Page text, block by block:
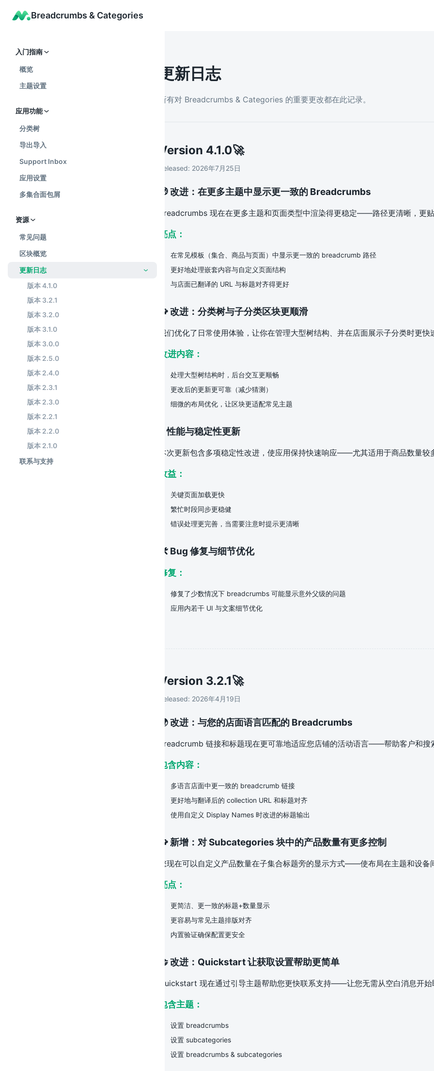
Breadcrumbs & Categories
入门指南
概览
主题设置
应用功能
分类树
导出导入
Support Inbox
应用设置
多集合面包屑
资源
常见问题
区块概览
更新日志
版本 4.1.0
版本 3.2.1
版本 3.2.0
版本 3.1.0
版本 3.0.0
版本 2.5.0
版本 2.4.0
版本 2.3.1
版本 2.3.0
版本 2.2.1
版本 2.2.0
版本 2.1.0
联系与支持
更新日志
所有对 Breadcrumbs & Categories 的重要更改都在此记录。
Version 4.1.0🚀
Released: 2026年7月25日
🧭 改进：在更多主题中显示更一致的 Breadcrumbs
Breadcrumbs 现在在更多主题和页面类型中渲染得更稳定——路径更清晰，更
亮点：
在常见模板（集合、商品与页面）中显示更一致的 breadcrumb 路径
更好地处理嵌套内容与自定义页面结构
与店面已翻译的 URL 与标题对齐得更好
🧩 改进：分类树与子分类区块更顺滑
我们优化了日常使用体验，让你在管理大型树结构、并在店面展示子分类时更快
改进内容：
处理大型树结构时，后台交互更顺畅
更改后的更新更可靠（减少猜测）
细微的布局优化，让区块更适配常见主题
⚡️ 性能与稳定性更新
本次更新包含多项稳定性改进，使应用保持快速响应——尤其适用于商品数量较
收益：
关键页面加载更快
繁忙时段同步更稳健
错误处理更完善，当需要注意时提示更清晰
🛠️ Bug 修复与细节优化
修复：
修复了少数情况下 breadcrumbs 可能显示意外父级的问题
应用内若干 UI 与文案细节优化
Version 3.2.1🚀
Released: 2026年4月19日
🌍 改进：与您的店面语言匹配的 Breadcrumbs
Breadcrumb 链接和标题现在更可靠地适应您店铺的活动语言——帮助客户和搜
包含内容：
多语言店面中更一致的 breadcrumb 链接
更好地与翻译后的 collection URL 和标题对齐
使用自定义 Display Names 时改进的标题输出
🧩 新增：对 Subcategories 块中的产品数量有更多控制
您现在可以自定义产品数量在子集合标题旁的显示方式——使布局在主题和设备
亮点：
更简洁、更一致的标题+数量显示
更容易与常见主题排版对齐
内置验证确保配置更安全
🤝 改进：Quickstart 让获取设置帮助更简单
Quickstart 现在通过引导主题帮助您更快联系支持——让您无需从空白消息开始
包含主题：
设置 breadcrumbs
设置 subcategories
设置 breadcrumbs & subcategories